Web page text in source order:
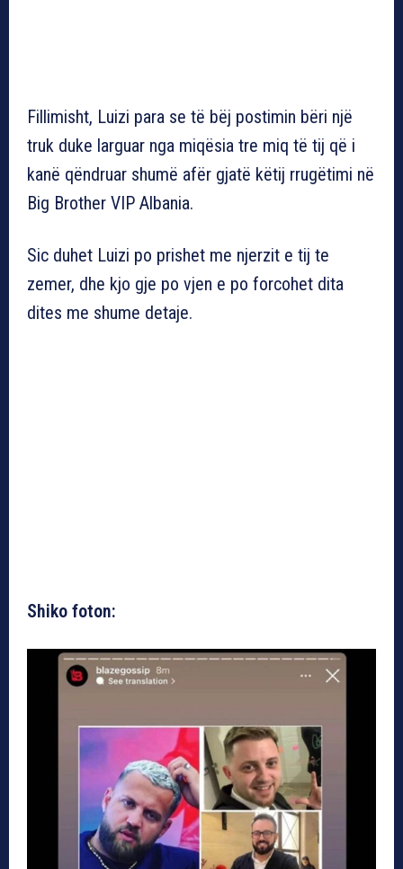
Fillimisht, Luizi para se të bëj postimin bëri një
truk duke larguar nga miqësia tre miq të tij që i
kanë qëndruar shumë afër gjatë këtij rrugëtimi në
Big Brother VIP Albania.
Sic duhet Luizi po prishet me njerzit e tij te
zemer, dhe kjo gje po vjen e po forcohet dita
dites me shume detaje.
Shiko foton: